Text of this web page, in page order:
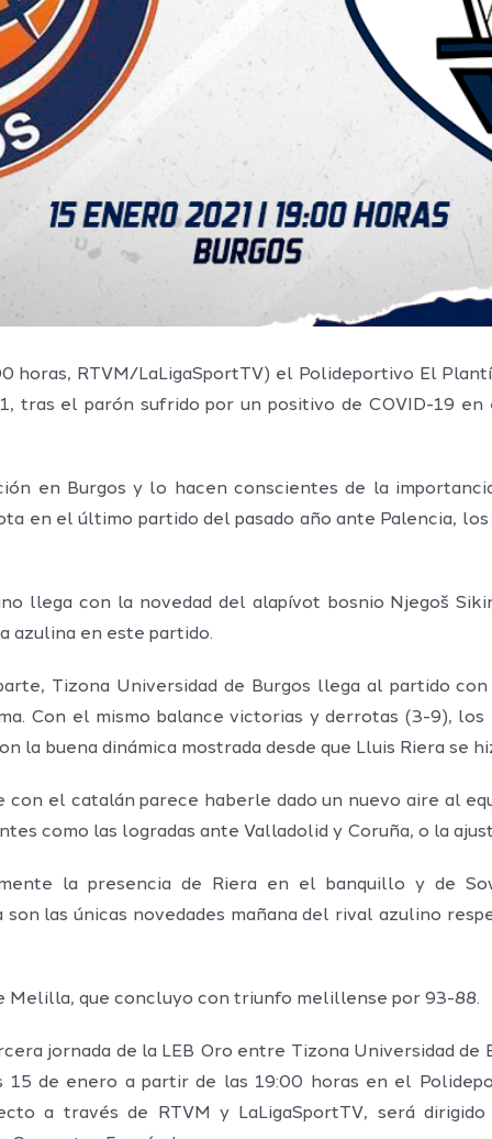
RTVM/LaLigaSportTV) el Polideportivo El
tras el parón sufrido por un positivo de COVID-19
en Burgos y lo hacen conscientes de la
en el último partido del pasado año ante Palencia,
llega con la novedad del alapívot bosnio Njegoš
azulina en este partido.
Tizona Universidad de Burgos llega al partido
Con el mismo balance victorias y derrotas (3-9),
la buena dinámica mostrada desde que Lluis Riera se
con el catalán parece haberle dado un nuevo aire al
como las logradas ante Valladolid y Coruña, o la
la presencia de Riera en el banquillo y de
son las únicas novedades mañana del rival azulino
Melilla, que concluyo con triunfo melillense por 93-88.
jornada de la LEB Oro entre Tizona Universidad de
de enero a partir de las 19:00 horas en el
a través de RTVM y LaLigaSportTV, será